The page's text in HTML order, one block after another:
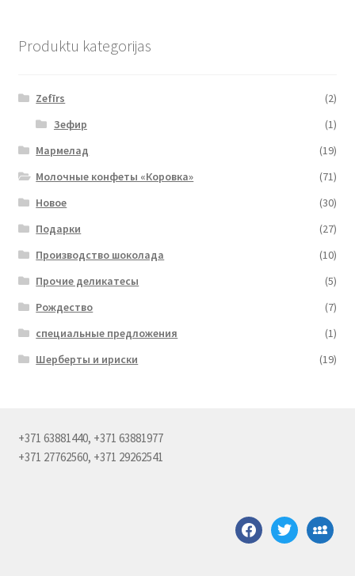
Produktu kategorijas
Zefīrs
(2)
Зефир
(1)
Мармелад
(19)
Молочные конфеты «Коровка»
(71)
Новое
(30)
Подарки
(27)
Производство шоколада
(10)
Прочие деликатесы
(5)
Рождество
(7)
специальные предложения
(1)
Шерберты и ириски
(19)
+371 63881440, +371 63881977
+371 27762560, +371 29262541
facebooktwittermyspace